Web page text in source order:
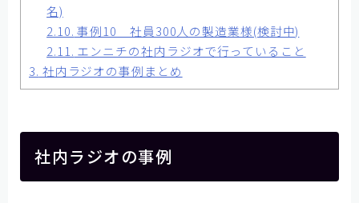
名)
2.10. 事例10 社員300人の製造業様(検討中)
2.11. エンニチの社内ラジオで行っていること
3. 社内ラジオの事例まとめ
社内ラジオの事例